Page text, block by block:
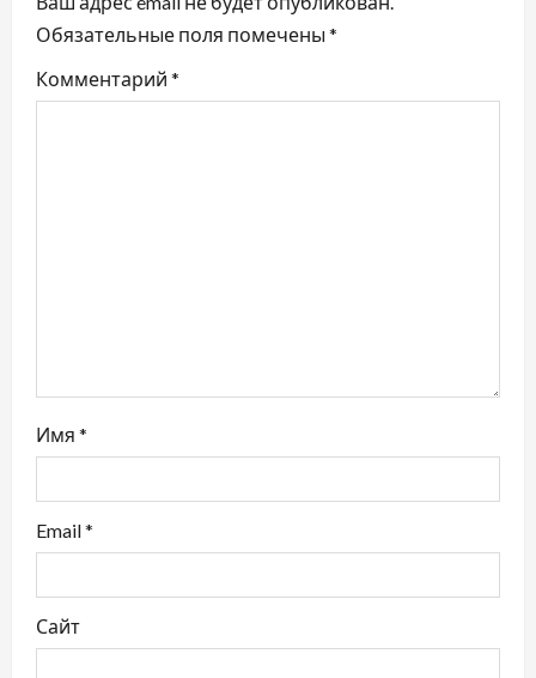
я
п
с
я
м
Обязательные поля помечены *
Комментарий *
Имя *
Email*
Сайт